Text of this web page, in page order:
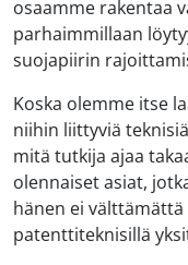
osaamme rakentaa
parhaimmillaan
suojapiirin
Koska olemme itse
niihin liittyviä
mitä tutkija ajaa
olennaiset asiat,
hänen ei
patenttiteknisillä